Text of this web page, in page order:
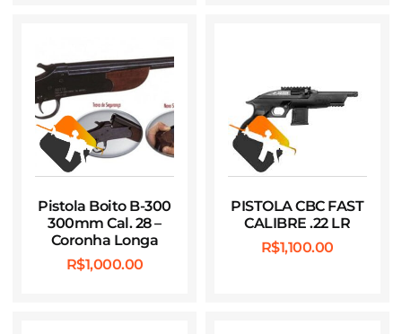
Pistola Boito B-300
300mm Cal. 28 –
Coronha Longa
R$1,000.00
PISTOLA CBC FAST
CALIBRE .22 LR
R$1,100.00